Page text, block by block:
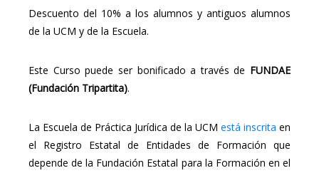
Descuento del 10% a los alumnos y antiguos alumnos
de la UCM y de la Escuela.
Este Curso puede ser bonificado a través de FUNDAE
(Fundación Tripartita).
La Escuela de Práctica Jurídica de la UCM está inscrita en
el Registro Estatal de Entidades de Formación que
depende de la Fundación Estatal para la Formación en el